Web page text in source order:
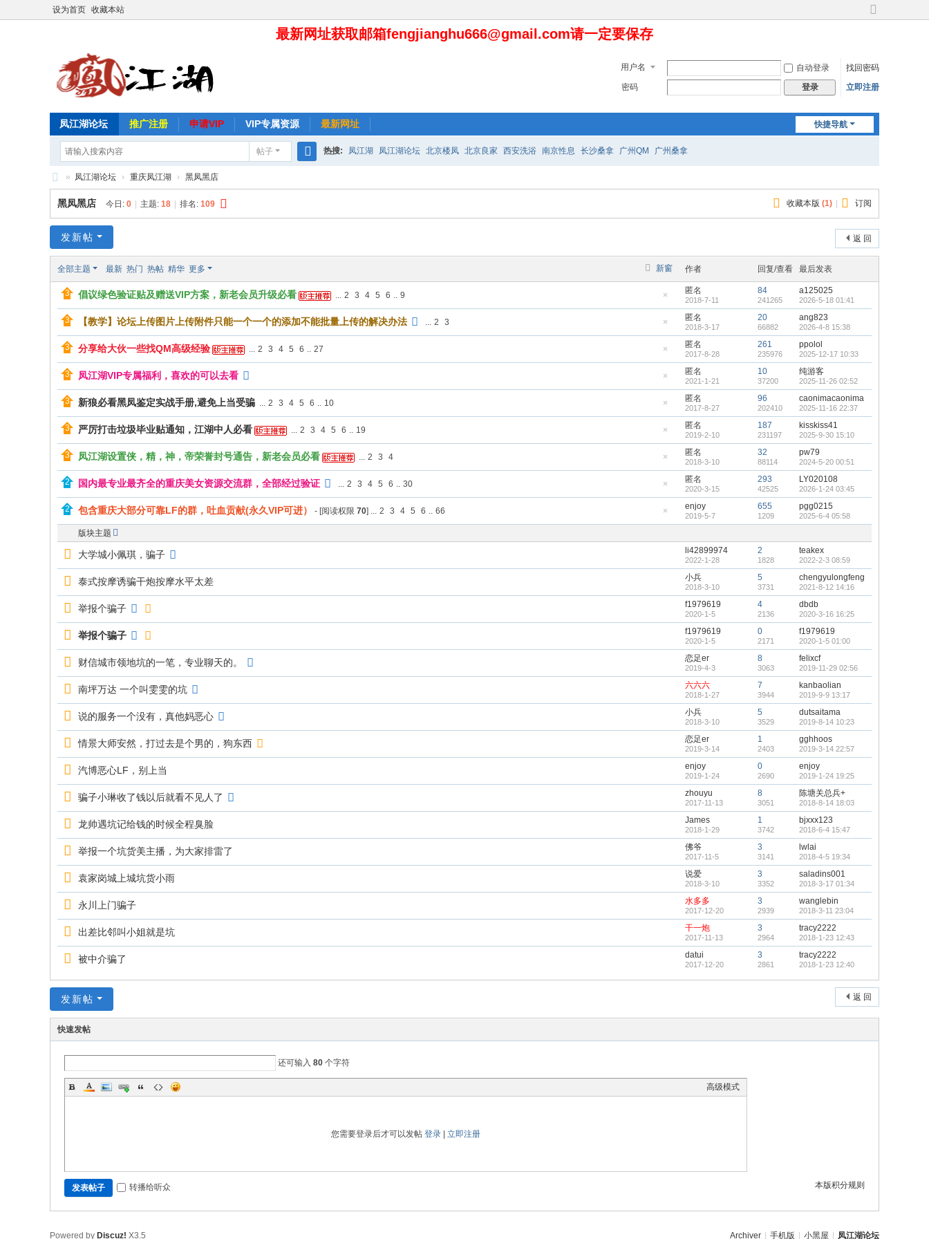
设为首页 收藏本站
切
版
最新网址获取邮箱fengjianghu666@gmail.com请一定要保存
用户名 自动登录
找回密码
密码
登录 立即注册
快捷导航
凤江湖论坛 推广注册 申请VIP VIP专属资源 最新网址
帖子
索
热搜: 凤江湖 凤江湖论坛 北京楼凤 北京良家 西安洗浴 南京性息 长沙桑拿 广州QM 广州桑拿
凤
江
论
» 凤江湖论坛 › 重庆凤江湖 › 黑凤黑店
收藏本版 (1) 订阅
黑凤黑店 今日: 0 主题: 18 排名: 109
返 回
发新帖
新窗
全部主题 最新 热门 热帖 精华 更多 作者 回复/查看 最后发表
藏
置
帖
倡议绿色验证贴及赠送VIP方案，新老会员升级必看 ... 2 3 4 5 6 .. 9 匿名
2018-7-11
84
241265
a125025
2026-5-18 01:41
藏
置
帖
【教学】论坛上传图片上传附件只能一个一个的添加不能批量上传的解决办法 ... 2 3 匿名
2018-3-17
20
66882
ang823
2026-4-8 15:38
藏
置
帖
分享给大伙一些找QM高级经验 ... 2 3 4 5 6 .. 27 匿名
2017-8-28
261
235976
ppolol
2025-12-17 10:33
藏
置
帖
凤江湖VIP专属福利，喜欢的可以去看 匿名
2021-1-21
10
37200
纯游客
2025-11-26 02:52
藏
置
帖
新狼必看黑凤鉴定实战手册,避免上当受骗 ... 2 3 4 5 6 .. 10 匿名
2017-8-27
96
202410
caonimacaonima
2025-11-16 22:37
藏
置
帖
严厉打击垃圾毕业贴通知，江湖中人必看 ... 2 3 4 5 6 .. 19 匿名
2019-2-10
187
231197
kisskiss41
2025-9-30 15:10
藏
置
帖
凤江湖设置侠，精，神，帝荣誉封号通告，新老会员必看 ... 2 3 4 匿名
2018-3-10
32
88114
pw79
2024-5-20 00:51
藏
置
帖
国内最专业最齐全的重庆美女资源交流群，全部经过验证 ... 2 3 4 5 6 .. 30 匿名
2020-3-15
293
42525
LY020108
2026-1-24 03:45
藏
顶
包含重庆大部分可靠LF的群，吐血贡献(永久VIP可进） - [阅读权限 70] ... 2 3 4 5 6 .. 66 enjoy
2019-5-7
655
1209
pgg0215
2025-6-4 05:58
版块主题
大学城小佩琪，骗子 li42899974
2022-1-28
2
1828
teakex
2022-2-3 08:59
泰式按摩诱骗干炮按摩水平太差 小兵
2018-3-10
5
3731
chengyulongfeng
2021-8-12 14:16
举报个骗子 f1979619
2020-1-5
4
2136
dbdb
2020-3-16 16:25
举报个骗子 f1979619
2020-1-5
0
2171
f1979619
2020-1-5 01:00
财信城市领地坑的一笔，专业聊天的。 恋足er
2019-4-3
8
3063
felixcf
2019-11-29 02:56
南坪万达 一个叫雯雯的坑 六六六
2018-1-27
7
3944
kanbaolian
2019-9-9 13:17
说的服务一个没有，真他妈恶心 小兵
2018-3-10
5
3529
dutsaitama
2019-8-14 10:23
情景大师安然，打过去是个男的，狗东西 恋足er
2019-3-14
1
2403
gghhoos
2019-3-14 22:57
汽博恶心LF，别上当 enjoy
2019-1-24
0
2690
enjoy
2019-1-24 19:25
骗子小琳收了钱以后就看不见人了 zhouyu
2017-11-13
8
3051
陈塘关总兵+
2018-8-14 18:03
龙帅遇坑记给钱的时候全程臭脸 James
2018-1-29
1
3742
bjxxx123
2018-6-4 15:47
举报一个坑货美主播，为大家排雷了 佛爷
2017-11-5
3
3141
lwlai
2018-4-5 19:34
袁家岗城上城坑货小雨 说爱
2018-3-10
3
3352
saladins001
2018-3-17 01:34
永川上门骗子 水多多
2017-12-20
3
2939
wanglebin
2018-3-11 23:04
出差比邻叫小姐就是坑 干一炮
2017-11-13
3
2964
tracy2222
2018-1-23 12:43
被中介骗了 datui
2017-12-20
3
2861
tracy2222
2018-1-23 12:40
返 回
发新帖
快速发帖
还可输入 80 个字符
高级模式
您需要登录后才可以发帖 登录 立即注册
本版积分规则
发表帖子 转播给听众
Archiver 手机版 小黑屋 凤江湖论坛
Powered by Discuz! X3.5